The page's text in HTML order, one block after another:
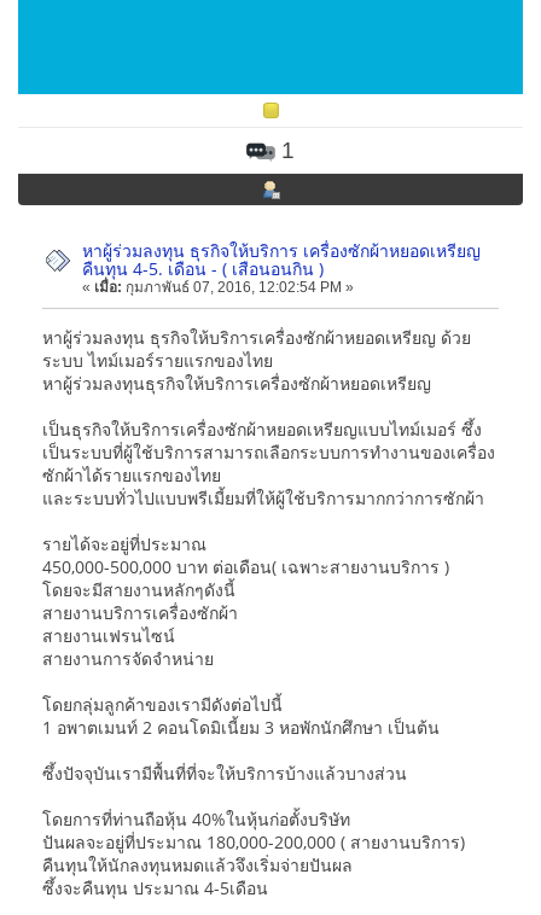
1
หาผู้ร่วมลงทุน ธุรกิจให้บริการ เครื่องซักผ้าหยอดเหรียญ
คืนทุน 4-5. เดือน - ( เสือนอนกิน )
« เมื่อ: กุมภาพันธ์ 07, 2016, 12:02:54 PM »
หาผู้ร่วมลงทุน ธุรกิจให้บริการเครื่องซักผ้าหยอดเหรียญ ด้วย
ระบบ ไทม์เมอร์รายแรกของไทย
หาผู้ร่วมลงทุนธุรกิจให้บริการเครื่องซักผ้าหยอดเหรียญ
เป็นธุรกิจให้บริการเครื่องซักผ้าหยอดเหรียญแบบไทม์เมอร์ ซึ้ง
เป็นระบบที่ผู้ใช้บริการสามารถเลือกระบบการทำงานของเครื่อง
ซักผ้าได้รายแรกของไทย
และระบบทั่วไปแบบพรีเมี้ยมที่ให้ผู้ใช้บริการมากกว่าการซักผ้า
รายได้จะอยู่ที่ประมาณ
450,000-500,000 บาท ต่อเดือน( เฉพาะสายงานบริการ )
โดยจะมีสายงานหลักๆดังนี้
สายงานบริการเครื่องซักผ้า
สายงานเฟรนไซน์
สายงานการจัดจำหน่าย
โดยกลุ่มลูกค้าของเรามีดังต่อไปนี้
1 อพาตเมนท์ 2 คอนโดมิเนี้ยม 3 หอพักนักศึกษา เป็นต้น
ซึ้งปัจจุบันเรามีพื้นที่ที่จะให้บริการบ้างแล้วบางส่วน
โดยการที่ท่านถือหุ้น 40%ในหุ้นก่อตั้งบริษัท
ปันผลจะอยู่ที่ประมาณ 180,000-200,000 ( สายงานบริการ)
คืนทุนให้นักลงทุนหมดแล้วจึงเริ่มจ่ายปันผล
ซึ้งจะคืนทุน ประมาณ 4-5เดือน